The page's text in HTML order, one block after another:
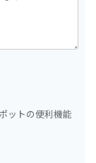
ットの便利機能